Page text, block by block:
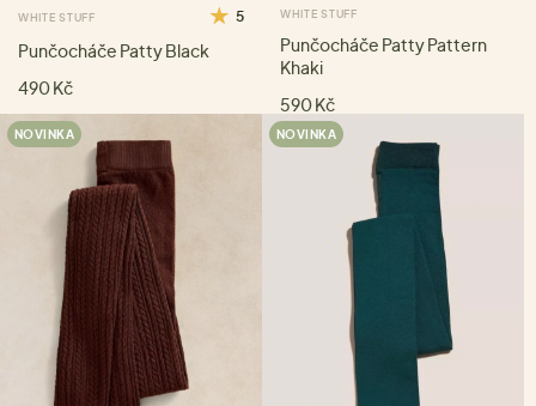
WHITE STUFF 5
Punčocháče Patty Black
490 Kč
WHITE STUFF
Punčocháče Patty Pattern
Khaki
590 Kč
NOVINKA NOVINKA